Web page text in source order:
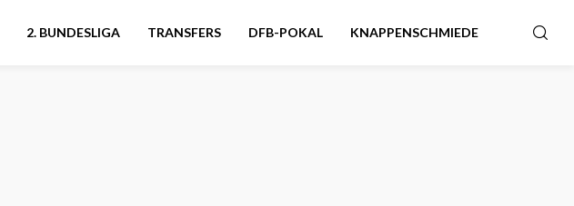
2. BUNDESLIGA TRANSFERS DFB-POKAL KNAPPENSCHMIEDE